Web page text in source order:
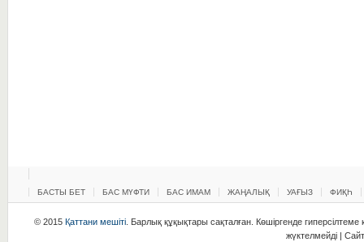
БАСТЫ БЕТ БАС МҮФТИ БАС ИМАМ ЖАҢАЛЫҚ УАҒЫЗ ФИҚҺ
© 2015 Қаттани мешіті. Барлық құқықтары сақталған. Көшіргенде гиперсілтеме
жүктелмейді |